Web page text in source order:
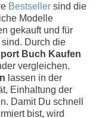
Bestseller sind die
Modelle
gekauft und für
Durch die
Buch Kaufen
vergleichen.
lassen in der
Einhaltung der
Damit Du schnell
bist, wird